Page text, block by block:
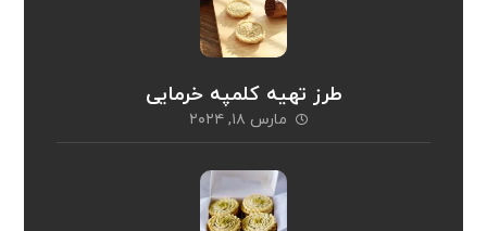
طرز تهیه کلمپه خرمایی
مارس ۱۸, ۲۰۲۴